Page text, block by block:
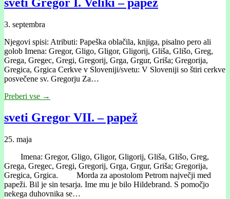
3. septembra
Njegovi spisi: Atributi: Papeška oblačila, knjiga, pisalno pero ali
golob Imena: Gregor, Gligo, Gligor, Gligorij, Gliša, Glišo, Greg,
Grega, Gregec, Gregi, Gregorij, Grga, Grgur, Griša; Gregorija,
Gregica, Grgica Cerkve v Sloveniji/svetu: V Sloveniji so štiri cerkve
posvečene sv. Gregorju Za…
Preberi vse →
sveti Gregor VII. – papež
25. maja
Imena: Gregor, Gligo, Gligor, Gligorij, Gliša, Glišo, Greg,
Grega, Gregec, Gregi, Gregorij, Grga, Grgur, Griša; Gregorija,
Gregica, Grgica. Morda za apostolom Petrom največji med
papeži. Bil je sin tesarja. Ime mu je bilo Hildebrand. S pomočjo
nekega duhovnika se…